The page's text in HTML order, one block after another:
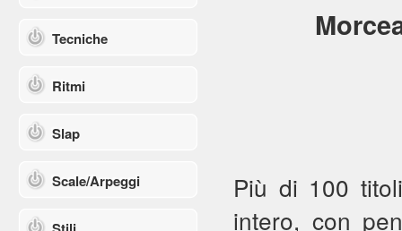
Tecniche
Ritmi
Slap
Scale/Arpeggi
Più di 100
intero, con